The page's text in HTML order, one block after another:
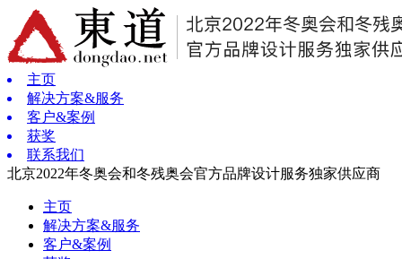
主页
解决方案&服务
客户&案例
获奖
联系我们
北京2022年冬奥会和冬残奥会官方品牌设计服务独家供应商
主页
解决方案&服务
客户&案例